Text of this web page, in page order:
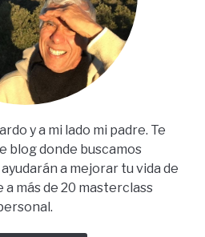
y a mi lado mi padre. Te
blog donde buscamos
a mejorar tu vida de
más de 20 masterclass